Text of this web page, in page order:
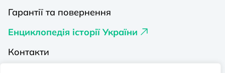
Гарантії та повернення
Енциклопедія історії України
Контакти